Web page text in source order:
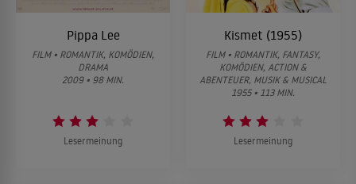
Pippa Lee
FILM • ROMANTIK, KOMÖDIEN,
DRAMA
2009 • 98 MIN.
Lesermeinung
Kismet (1955)
FILM • ROMANTIK, FANTASY,
KOMÖDIEN, ACTION &
ABENTEUER, MUSIK & MUSICAL
1955 • 113 MIN.
Lesermeinung